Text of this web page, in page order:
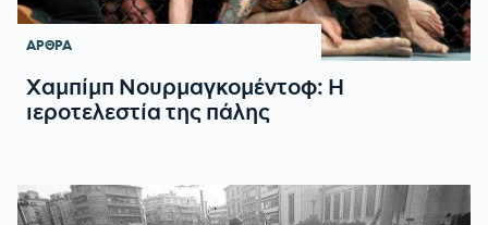
ΑΡΘΡΑ
Χαμπίμπ Νουρμαγκομέντοφ: Η
ιεροτελεστία της πάλης